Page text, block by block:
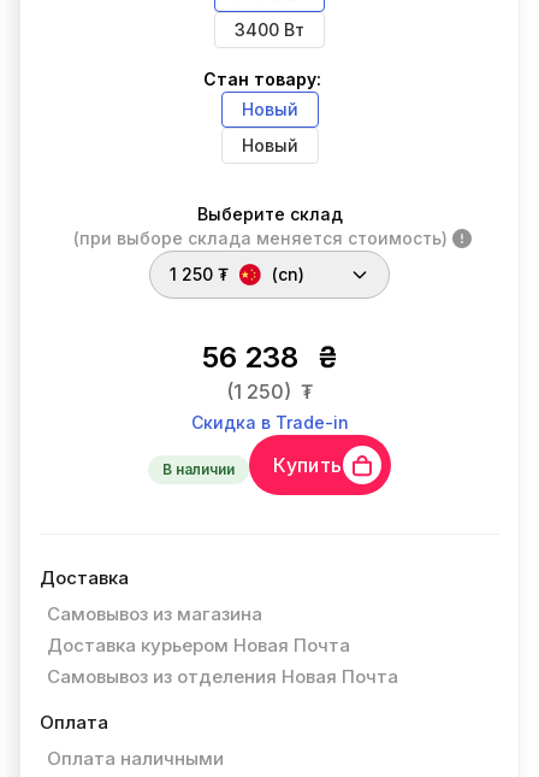
3400 Вт
Стан товару:
Новый
Новый
Выберите склад
(при выборе склада меняется стоимость)
1 250 ₮
(cn)
56 238 ₴
(1 250) ₮
Скидка в Trade-in
В наличии Купить
Доставка
Самовывоз из магазина
Доставка курьером Новая Почта
Самовывоз из отделения Новая Почта
Оплата
Оплата наличными